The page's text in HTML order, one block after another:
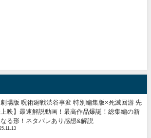
劇場版 呪術廻戦渋谷事変 特別編集版×死滅回游 先
映】最速解説動画！最高作品爆誕！総集編の新
る形！ネタバレあり感想&解説